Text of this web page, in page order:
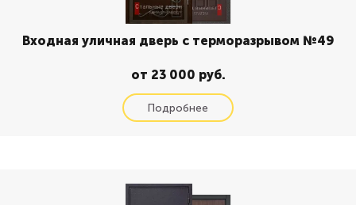
Входная уличная дверь с терморазрывом №49
от 23 000 руб.